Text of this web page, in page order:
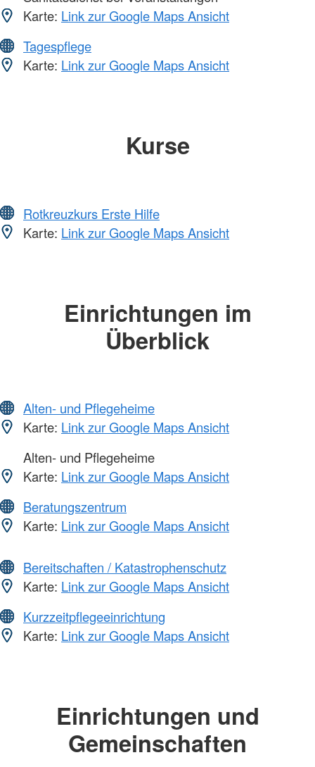
Karte: Link zur Google Maps Ansicht
Tagespflege
Karte: Link zur Google Maps Ansicht
Kurse
Rotkreuzkurs Erste Hilfe
Karte: Link zur Google Maps Ansicht
Einrichtungen im
Überblick
Alten- und Pflegeheime
Karte: Link zur Google Maps Ansicht
Alten- und Pflegeheime
Karte: Link zur Google Maps Ansicht
Beratungszentrum
Karte: Link zur Google Maps Ansicht
Bereitschaften / Katastrophenschutz
Karte: Link zur Google Maps Ansicht
Kurzzeitpflegeeinrichtung
Karte: Link zur Google Maps Ansicht
Einrichtungen und
Gemeinschaften